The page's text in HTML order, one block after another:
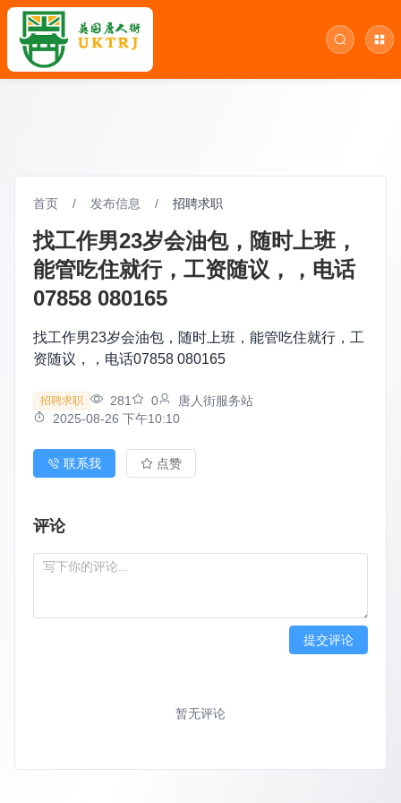
首页 / 发布信息 / 招聘求职
找工作男23岁会油包，随时上班，
能管吃住就行，工资随议，，电话
07858 080165
找工作男23岁会油包，随时上班，能管吃住就行，工
资随议，，电话07858 080165
招聘求职 281 0
唐人街服务站
2025-08-26 下午10:10
联系我 点赞
评论
提交评论
暂无评论